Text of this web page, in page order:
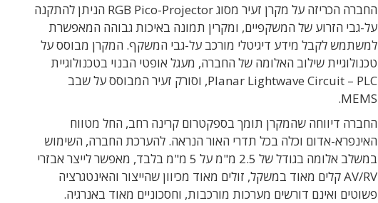
החברה הכריזה על מקרן זעיר מסוג RGB Pico-Projector הניתן להתקנה
על-גבי הזרוע של המשקפיים, ומקרין תמונה באיכות גבוהה המאפשרת
למשתמש לקבל מידע דיגיטלי מורכב על-גבי המשקף. המקרן מבוסס על
טכנולוגיית שילוב האלומה של החברה, מעגל אופטי הבנוי בטכנולוגיית
Planar Lightwave Circuit – PLC, וסורק זעיר המבוסס על שבב
MEMS.
החברה דיווחה שהמקרן תומך בספקטרום קרינה רחב, החל מטווח
האינפרא-אדום וכלה בכל תדרי האור הנראה. להערכת החברה, השימוש
במשלב אלומה בגודל של 2.5 מ"מ על 5 מ"מ בלבד, מאפשר לייצר אבזרי
AV/RV קלים מאוד במשקל, זולים מאוד מכיוון שהייצור והאינטגרציה
פשוטים ואינם דורשים מערכות מורכבות, וחסכוניים מאוד באנרגיה.